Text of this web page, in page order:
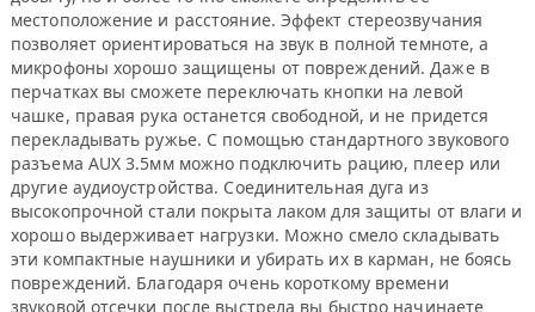
местоположение и расстояние. Эффект стереозвучания
позволяет ориентироваться на звук в полной темноте, а
микрофоны хорошо защищены от повреждений. Даже в
перчатках вы сможете переключать кнопки на левой
чашке, правая рука останется свободной, и не придется
перекладывать ружье. С помощью стандартного звукового
разъема AUX 3.5мм можно подключить рацию, плеер или
другие аудиоустройства. Соединительная дуга из
высокопрочной стали покрыта лаком для защиты от влаги и
хорошо выдерживает нагрузки. Можно смело складывать
эти компактные наушники и убирать их в карман, не боясь
повреждений. Благодаря очень короткому времени
звуковой отсечки после выстрела вы быстро начинаете